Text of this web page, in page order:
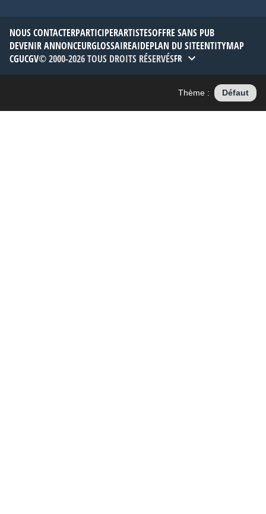
NOUS CONTACTERPARTICIPERARTISTESOFFRE SANS PUB
DEVENIR ANNONCEURGLOSSAIREAIDEPLAN DU SITEENTITYMAP
CGUCGV© 2000-2026 TOUS DROITS RÉSERVÉSFR
Thème : Défaut